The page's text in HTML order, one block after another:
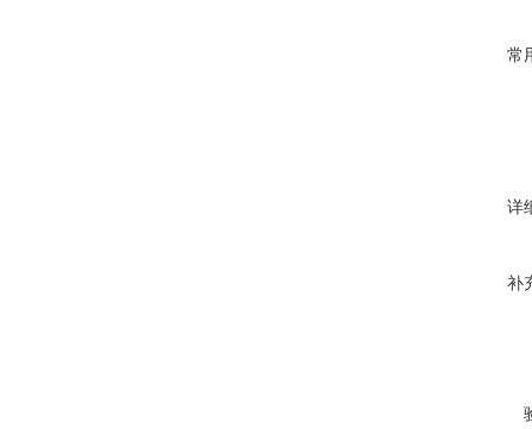
常
详
补